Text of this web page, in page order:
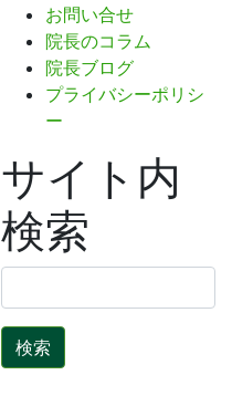
お問い合せ
院長のコラム
院長ブログ
プライバシーポリシ
ー
サイト内
検索
索: